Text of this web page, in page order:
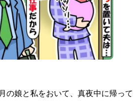
の娘と私をおいて、真夜中に帰って